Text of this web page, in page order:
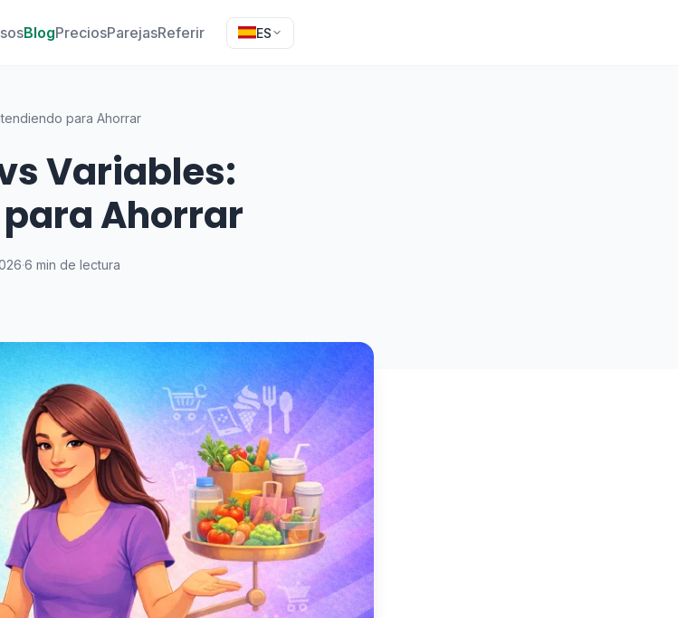
BlogPreciosParejasReferir ES
para Ahorrar
Variables:
Ahorrar
·6 min de lectura